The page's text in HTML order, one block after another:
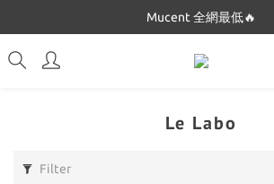
Dickies 最低$280起🔥
Mucent 全網最低🔥
Dickies 最低$280起🔥
Le Labo
Filter